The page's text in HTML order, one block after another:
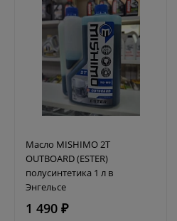
Масло MISHIMO 2T
OUTBOARD (ESTER)
полусинтетика 1 л в
Энгельсе
1 490 ₽